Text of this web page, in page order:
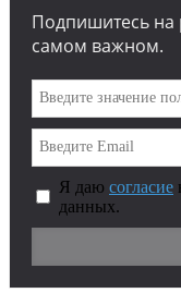
Подпишитесь на
самом важном.
Я даю согласие
данных.